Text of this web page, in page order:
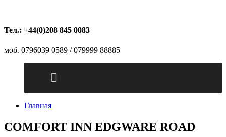
Тел.: +44(0)208 845 0083
моб. 0796039 0589 / 079999 88885
Главная
COMFORT INN EDGWARE ROAD